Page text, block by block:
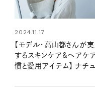
2024.11.17
【モデル・高山都さんが
するスキンケア&ヘアケ
慣と愛用アイテム】 ナチ
秘訣